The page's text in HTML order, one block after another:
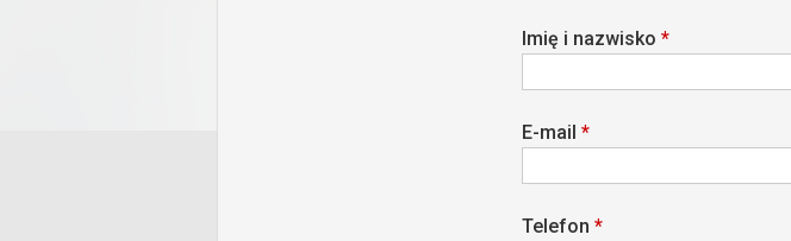
Imię i nazwisko *
E-mail *
Telefon *